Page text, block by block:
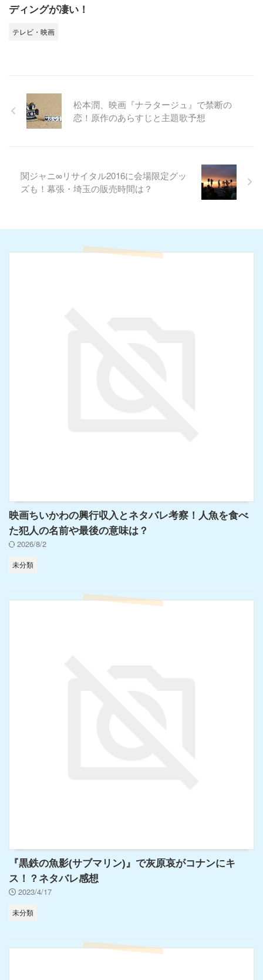
ディングが凄い！
テレビ・映画
松本潤、映画『ナラタージュ』で禁断の
恋！原作のあらすじと主題歌予想
関ジャニ∞リサイタル2016に会場限定グッ
ズも！幕張・埼玉の販売時間は？
映画ちいかわの興行収入とネタバレ考察！人魚を食べ
た犯人の名前や最後の意味は？
2026/8/2
未分類
『黒鉄の魚影(サブマリン)』で灰原哀がコナンにキ
ス！？ネタバレ感想
2023/4/17
未分類